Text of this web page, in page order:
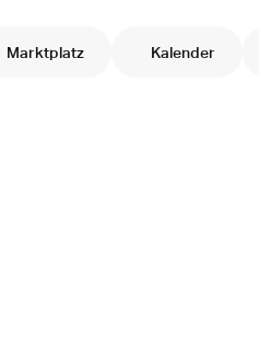
Kalender
Marktplatz